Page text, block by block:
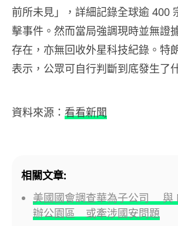
前所未見」，詳細記錄全球逾 400
擊事件。然而當局強調現時並無證
存在，亦無回收外星科技紀錄。特
表示，公眾可自行判斷到底發生了
資料來源： 看看新聞
相關文章:
美國國會調查華為子公司 與
辦公園區 或牽涉國安問題